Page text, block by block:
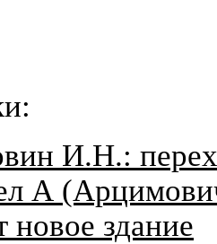
И.Н.:
А
новое здание